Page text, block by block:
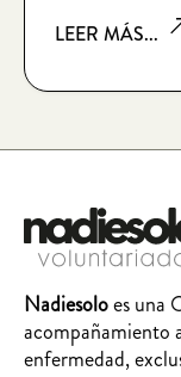
LEER MÁS...
Nadiesoloes una
acompañamiento
enfermedad,